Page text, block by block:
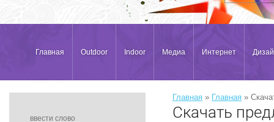
Главная Outdoor Indoor Медиа Интернет
Главная » Главная »
Скачать